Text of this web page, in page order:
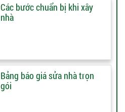
Các bước chuẩn bị khi xây
nhà
Bảng báo giá sửa nhà trọn
gói